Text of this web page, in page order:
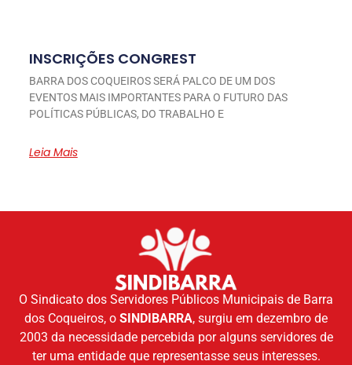
INSCRIÇÕES CONGREST
BARRA DOS COQUEIROS SERÁ PALCO DE UM DOS
EVENTOS MAIS IMPORTANTES PARA O FUTURO DAS
POLÍTICAS PÚBLICAS, DO TRABALHO E
Leia Mais
O Sindicato dos Servidores Públicos Municipais de Barra
dos Coqueiros, o SINDIBARRA, surgiu em dezembro de
2003 da necessidade percebida por alguns servidores de
ter uma entidade que representasse seus interesses.